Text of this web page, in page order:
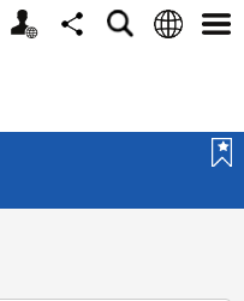
個
分
搜
語
選